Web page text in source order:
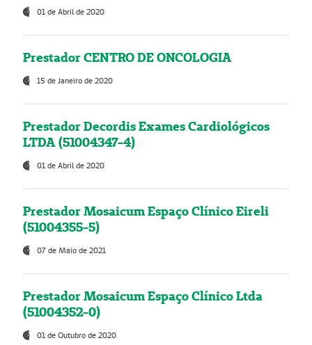
01 de Abril de 2020
Prestador CENTRO DE ONCOLOGIA
15 de Janeiro de 2020
Prestador Decordis Exames Cardiológicos
LTDA (51004347-4)
01 de Abril de 2020
Prestador Mosaicum Espaço Clínico Eireli
(51004355-5)
07 de Maio de 2021
Prestador Mosaicum Espaço Clínico Ltda
(51004352-0)
01 de Outubro de 2020